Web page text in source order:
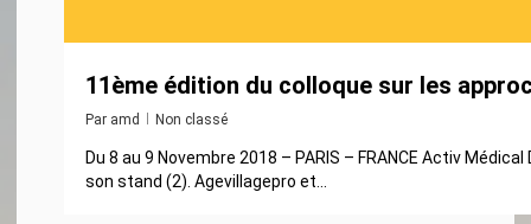
11ème édition du colloque sur les
Par amd Non classé
Du 8 au 9 Novembre 2018 – PARIS – FRANCE Activ
son stand (2). Agevillagepro et...